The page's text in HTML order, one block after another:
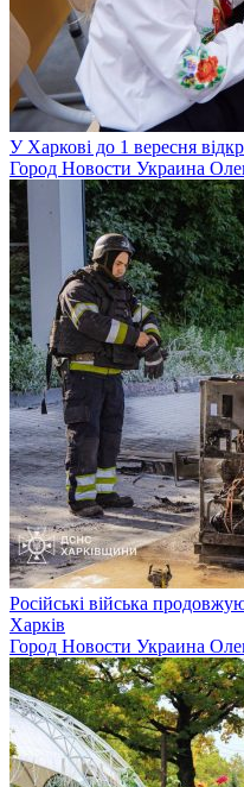
У Харкові до 1 вересня
Город Новости Украина
Російські війська
Харків
Город Новости Украина